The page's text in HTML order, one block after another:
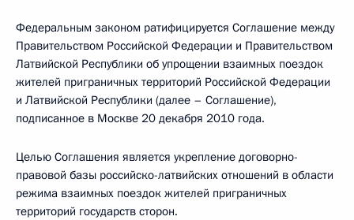
Федеральным законом ратифицируется Соглашение между
Правительством Российской Федерации и Правительством
Латвийской Республики об упрощении взаимных поездок
жителей приграничных территорий Российской Федерации
и Латвийской Республики (далее – Соглашение),
подписанное в Москве 20 декабря 2010 года.
Целью Соглашения является укрепление договорно-
правовой базы российско-латвийских отношений в области
режима взаимных поездок жителей приграничных
территорий государств сторон.